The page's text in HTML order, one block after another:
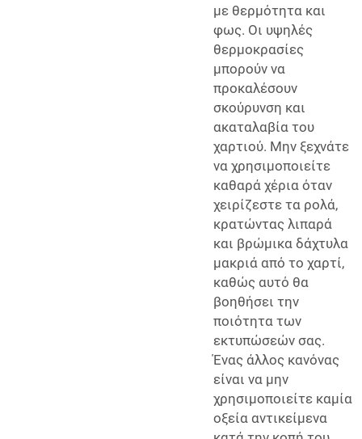
με θερμότητα και
φως. Οι υψηλές
θερμοκρασίες
μπορούν να
προκαλέσουν
σκούρυνση και
ακαταλαβία του
χαρτιού. Μην ξεχνάτε
να χρησιμοποιείτε
καθαρά χέρια όταν
χειρίζεστε τα ρολά,
κρατώντας λιπαρά
και βρώμικα δάχτυλα
μακριά από το χαρτί,
καθώς αυτό θα
βοηθήσει την
ποιότητα των
εκτυπώσεών σας.
Ένας άλλος κανόνας
είναι να μην
χρησιμοποιείτε καμία
οξεία αντικείμενα